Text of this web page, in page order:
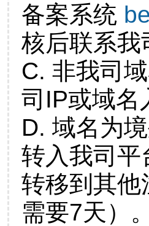
备案系统
核后联系我
C. 非我司
司IP或域名
D. 域名为
转入我司平
转移到其他
需要7天）。